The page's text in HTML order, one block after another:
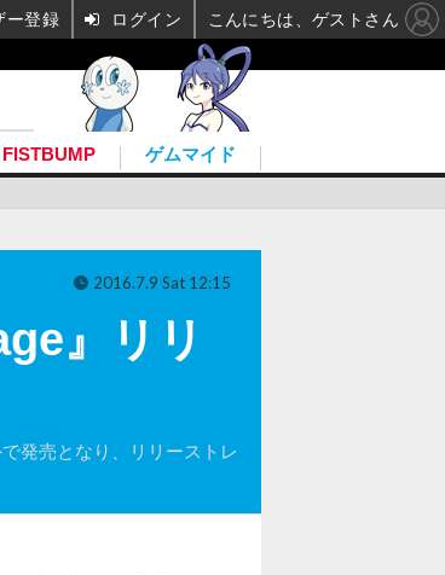
FISTBUMP ゲムマイド
』リリ
発売となり、リリーストレ
2016.7.9 Sat 12:15
ー登録 ログイン こんにちは、ゲストさん